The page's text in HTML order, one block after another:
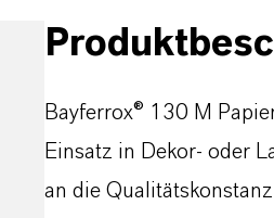
Bayferrox® 130 M
Einsatz in Dekor- oder
an die